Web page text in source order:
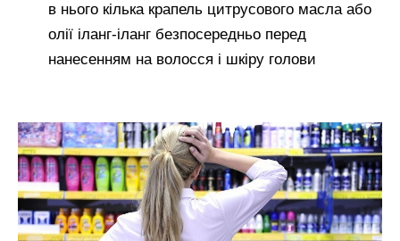
в нього кілька крапель цитрусового масла або
олії іланг-іланг безпосередньо перед
нанесенням на волосся і шкіру голови